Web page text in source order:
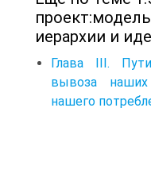
иерархии и
Глава III.
вывоза
нашего